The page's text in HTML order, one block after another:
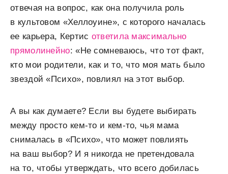
отвечая на вопрос, как она получила роль
в культовом «Хеллоуине», с которого началась
ее карьера, Кертис ответила максимально
прямолинейно: «Не сомневаюсь, что тот факт,
кто мои родители, как и то, что моя мать было
звездой «Психо», повлиял на этот выбор.
А вы как думаете? Если вы будете выбирать
между просто кем-то и кем-то, чья мама
снималась в «Психо», что может повлиять
на ваш выбор? И я никогда не претендовала
на то, чтобы утверждать, что всего добилась